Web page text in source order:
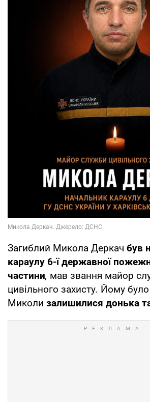
Загиблий Микола Деркач був
караулу 6-ї державної
частини, мав звання майор
цивільного захисту. Йому було
Миколи залишилися донька